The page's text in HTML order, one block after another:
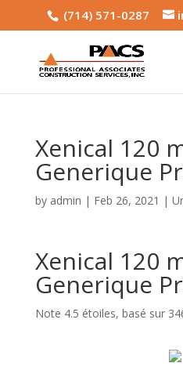
(714) 571-0287
Xenical 120
Generique
by admin | Feb 26, 2021 |
Xenical 120
Generique
Note 4.5 étoiles, basé sur